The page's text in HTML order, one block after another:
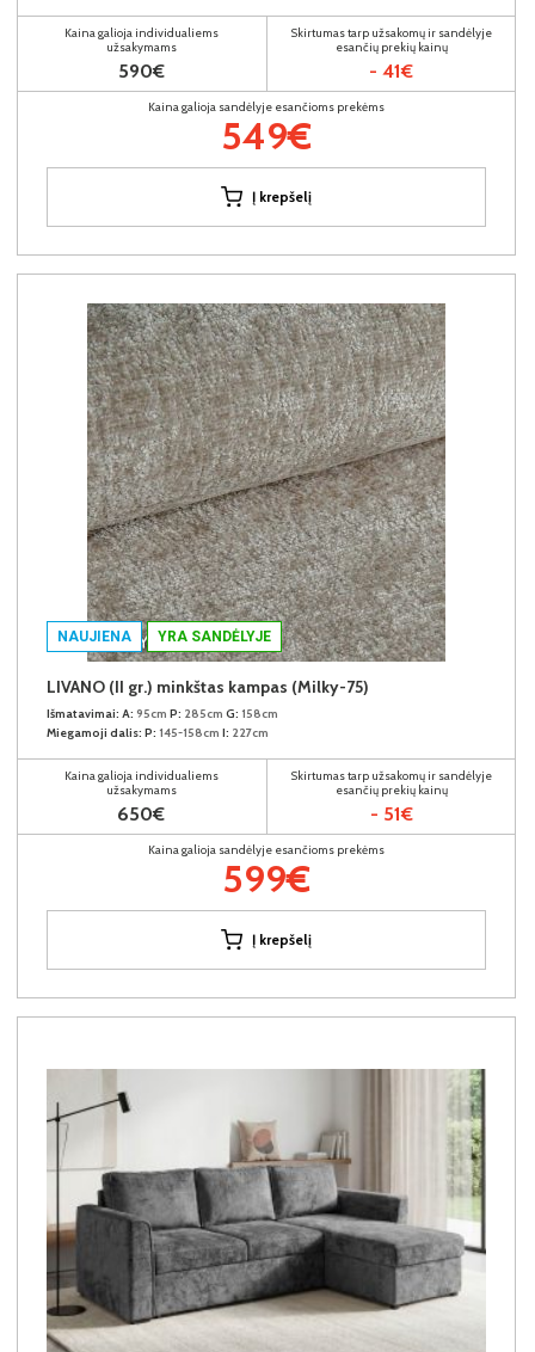
Kaina galioja individualiems
užsakymams
590€
Skirtumas tarp užsakomų ir sandėlyje
esančių prekių kainų
- 41€
Kaina galioja sandėlyje esančioms prekėms
549€
Į krepšelį
NAUJIENA YRA SANDĖLYJE
LIVANO (II gr.) minkštas kampas (Milky-75)
Išmatavimai: A: 95cm P: 285cm G: 158cm
Miegamoji dalis: P: 145-158cm I: 227cm
Kaina galioja individualiems
užsakymams
650€
Skirtumas tarp užsakomų ir sandėlyje
esančių prekių kainų
- 51€
Kaina galioja sandėlyje esančioms prekėms
599€
Į krepšelį